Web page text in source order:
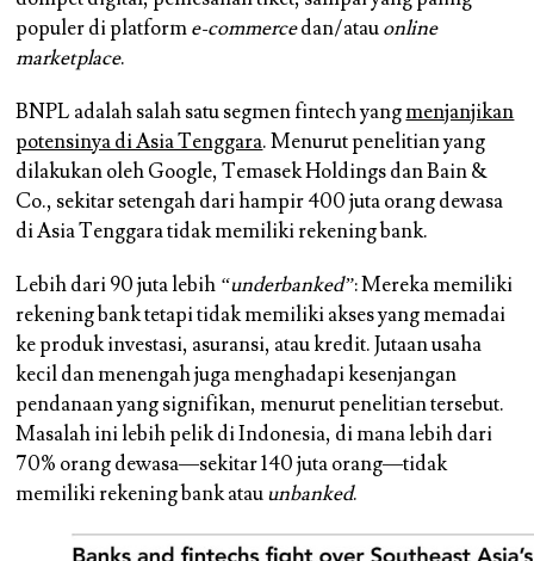
populer di platforme-commercedan/atauonline
marketplace.
BNPL adalah salah satu segmen fintech yangmenjanjikan
potensinya di Asia Tenggara. Menurut penelitian yang
dilakukan oleh Google, Temasek Holdings dan Bain &
Co., sekitar setengah dari hampir 400 juta orang dewasa
di Asia Tenggara tidak memiliki rekening bank.
Lebih dari 90 juta lebih “underbanked”: Mereka memiliki
rekening bank tetapi tidak memiliki akses yang memadai
ke produk investasi, asuransi, atau kredit. Jutaan usaha
kecil dan menengah juga menghadapi kesenjangan
pendanaan yang signifikan, menurut penelitian tersebut.
Masalah ini lebih pelik di Indonesia, di mana lebih dari
70% orang dewasa—sekitar 140 juta orang—tidak
memiliki rekening bank atauunbanked.